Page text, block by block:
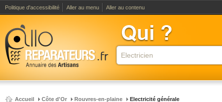
Politique d'accessibilité Aller au menu Aller au contenu
Accueil Côte d'Or Rouvres-en-plaine Electricité générale